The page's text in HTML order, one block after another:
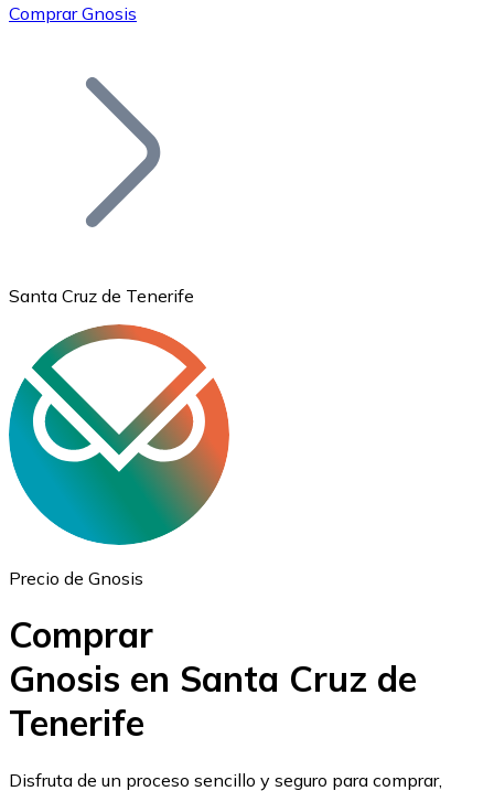
Bitcoin
Ethereum
ETH
USD Coin
USDC
Comprar Gnosis
Santa Cruz de Tenerife
Precio de Gnosis
Comprar
Gnosis en Santa Cruz de
Tenerife
Disfruta de un proceso sencillo y seguro para comprar,